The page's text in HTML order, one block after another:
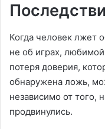
Когда человек лжет
не об играх,
потеря доверия,
обнаружена ложь,
независимо от того,
продвинулись.